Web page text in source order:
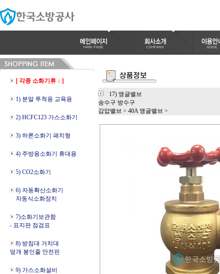
[ 각종 소화기류 ↓ ]
1) 분말 투척용 교육용
2) HCFC123 가스소화기
3) 하론소화기 패치형
4) 주방용소화기 휴대용
5) CO2소화기
6) 자동확산소화기
자동식소화장치
7)소화기보관함
- 표지판 점검표
8) 받침대 거치대
덮개 봉인줄 안전핀
9) 가스소화설비
17) 앵글밸브
송수구 방수구
감압밸브 > 40A 앵글밸브 >